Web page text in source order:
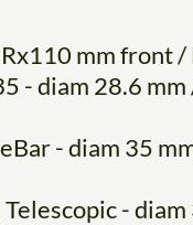
mm front
- diam 28.6
- diam 35
Telescopic -